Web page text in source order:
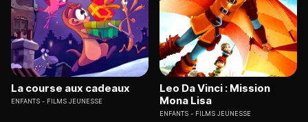
La course aux cadeaux
ENFANTS FILMS JEUNESSE
Leo Da Vinci : Mission
Mona Lisa
ENFANTS FILMS JEUNESSE